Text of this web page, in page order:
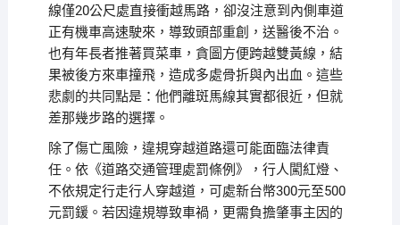
線僅20公尺處直接衝越馬路，卻沒注意到內側車道
正有機車高速駛來，導致頭部重創，送醫後不治。
也有年長者推著買菜車，貪圖方便跨越雙黃線，結
果被後方來車撞飛，造成多處骨折與內出血。這些
悲劇的共同點是：他們離斑馬線其實都很近，但就
差那幾步路的選擇。
除了傷亡風險，違規穿越道路還可能面臨法律責
任。依《道路交通管理處罰條例》，行人闖紅燈、
不依規定行走行人穿越道，可處新台幣300元至500
元罰鍰。若因違規導致車禍，更需負擔肇事主因的